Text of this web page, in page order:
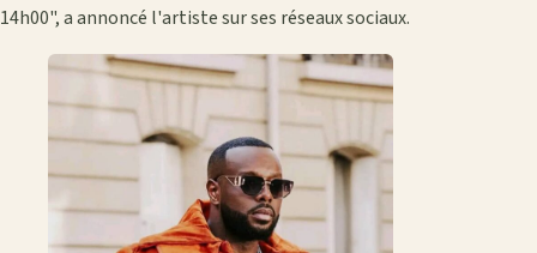
14h00", a annoncé l'artiste sur ses réseaux sociaux.